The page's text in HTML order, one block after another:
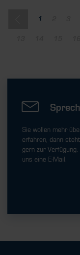
1
Sie wollen mehr
erfahren, dann
gern zur
uns eine E-Mail.